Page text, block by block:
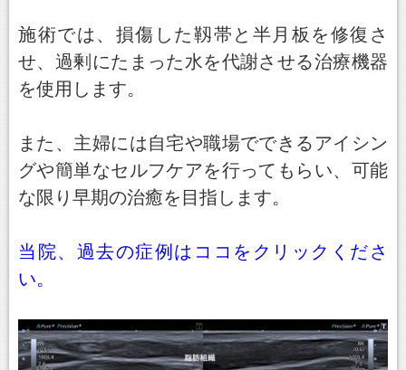
施術では、損傷した靱帯と半月板を修復さ
せ、過剰にたまった水を代謝させる治療機器
を使用します。
また、主婦には自宅や職場でできるアイシン
グや簡単なセルフケアを行ってもらい、可能
な限り早期の治癒を目指します。
当院、過去の症例はココをクリックくださ
い。